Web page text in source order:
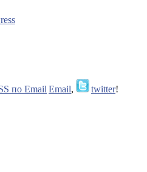
Email, twitter!